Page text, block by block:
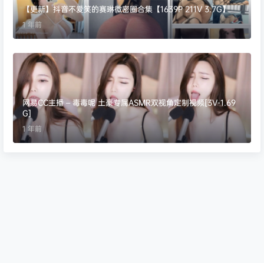
【更新】抖音不爱笑的赛琳微密圈合集【1639P 211V 3.7G】
1 年前
网易CC主播 – 毒毒呢 土豪专属ASMR双视角定制视频[3V-1.69
G]
1 年前